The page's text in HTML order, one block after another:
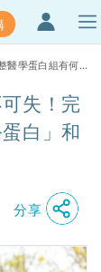
失！完
白」和
分享